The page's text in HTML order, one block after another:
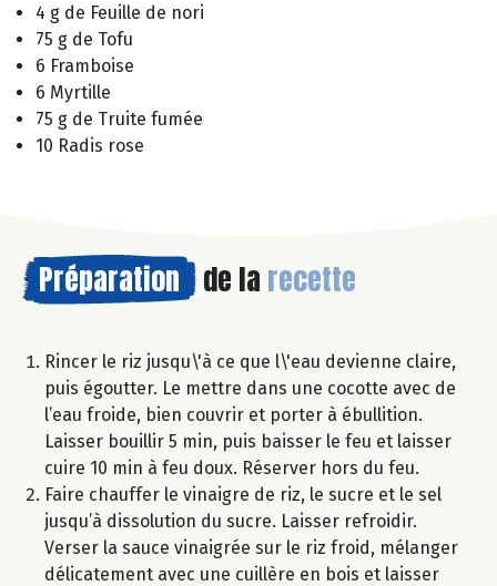
4 g de Feuille de nori
75 g de Tofu
6 Framboise
6 Myrtille
75 g de Truite fumée
10 Radis rose
Préparation de la recette
Rincer le riz jusqu\'à ce que l\'eau devienne claire,
puis égoutter. Le mettre dans une cocotte avec de
l’eau froide, bien couvrir et porter à ébullition.
Laisser bouillir 5 min, puis baisser le feu et laisser
cuire 10 min à feu doux. Réserver hors du feu.
Faire chauffer le vinaigre de riz, le sucre et le sel
jusqu’à dissolution du sucre. Laisser refroidir.
Verser la sauce vinaigrée sur le riz froid, mélanger
délicatement avec une cuillère en bois et laisser